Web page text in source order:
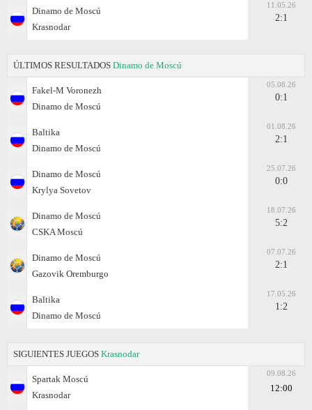
Dinamo de Moscú
Krasnodar
11.05.26
2:1
ÚLTIMOS RESULTADOS Dinamo de Moscú
Fakel-M Voronezh
Dinamo de Moscú
05.08.26
0:1
Baltika
Dinamo de Moscú
01.08.26
2:1
Dinamo de Moscú
Krylya Sovetov
25.07.26
0:0
Dinamo de Moscú
CSKA Moscú
18.07.26
5:2
Dinamo de Moscú
Gazovik Oremburgo
07.07.26
2:1
Baltika
Dinamo de Moscú
17.05.26
1:2
SIGUIENTES JUEGOS Krasnodar
Spartak Moscú
Krasnodar
09.08.26
12:00